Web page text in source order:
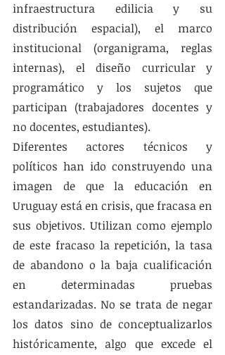
infraestructura edilicia y su
distribución espacial), el marco
institucional (organigrama, reglas
internas), el diseño curricular y
programático y los sujetos que
participan (trabajadores docentes y
no docentes, estudiantes).
Diferentes actores técnicos y
políticos han ido construyendo una
imagen de que la educación en
Uruguay está en crisis, que fracasa en
sus objetivos. Utilizan como ejemplo
de este fracaso la repetición, la tasa
de abandono o la baja cualificación
en determinadas pruebas
estandarizadas. No se trata de negar
los datos sino de conceptualizarlos
históricamente, algo que excede el